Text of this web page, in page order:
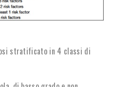
stratificato in 4 classi di